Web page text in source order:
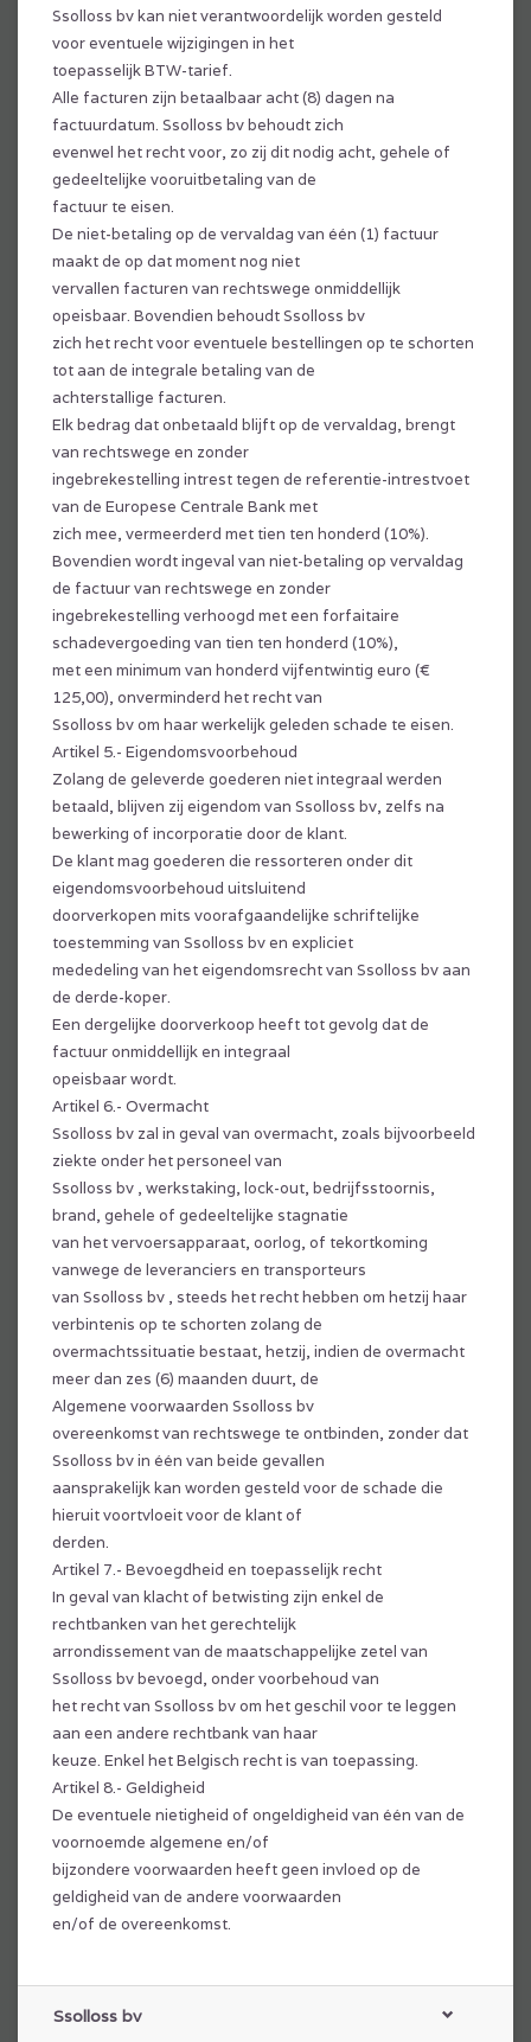
Ssolloss bv kan niet verantwoordelijk worden gesteld
voor eventuele wijzigingen in het
toepasselijk BTW-tarief.
Alle facturen zijn betaalbaar acht (8) dagen na
factuurdatum. Ssolloss bv behoudt zich
evenwel het recht voor, zo zij dit nodig acht, gehele of
gedeeltelijke vooruitbetaling van de
factuur te eisen.
De niet-betaling op de vervaldag van één (1) factuur
maakt de op dat moment nog niet
vervallen facturen van rechtswege onmiddellijk
opeisbaar. Bovendien behoudt Ssolloss bv
zich het recht voor eventuele bestellingen op te schorten
tot aan de integrale betaling van de
achterstallige facturen.
Elk bedrag dat onbetaald blijft op de vervaldag, brengt
van rechtswege en zonder
ingebrekestelling intrest tegen de referentie-intrestvoet
van de Europese Centrale Bank met
zich mee, vermeerderd met tien ten honderd (10%).
Bovendien wordt ingeval van niet-betaling op vervaldag
de factuur van rechtswege en zonder
ingebrekestelling verhoogd met een forfaitaire
schadevergoeding van tien ten honderd (10%),
met een minimum van honderd vijfentwintig euro (€
125,00), onverminderd het recht van
Ssolloss bv om haar werkelijk geleden schade te eisen.
Artikel 5.- Eigendomsvoorbehoud
Zolang de geleverde goederen niet integraal werden
betaald, blijven zij eigendom van Ssolloss bv, zelfs na
bewerking of incorporatie door de klant.
De klant mag goederen die ressorteren onder dit
eigendomsvoorbehoud uitsluitend
doorverkopen mits voorafgaandelijke schriftelijke
toestemming van Ssolloss bv en expliciet
mededeling van het eigendomsrecht van Ssolloss bv aan
de derde-koper.
Een dergelijke doorverkoop heeft tot gevolg dat de
factuur onmiddellijk en integraal
opeisbaar wordt.
Artikel 6.- Overmacht
Ssolloss bv zal in geval van overmacht, zoals bijvoorbeeld
ziekte onder het personeel van
Ssolloss bv , werkstaking, lock-out, bedrijfsstoornis,
brand, gehele of gedeeltelijke stagnatie
van het vervoersapparaat, oorlog, of tekortkoming
vanwege de leveranciers en transporteurs
van Ssolloss bv , steeds het recht hebben om hetzij haar
verbintenis op te schorten zolang de
overmachtssituatie bestaat, hetzij, indien de overmacht
meer dan zes (6) maanden duurt, de
Algemene voorwaarden Ssolloss bv
overeenkomst van rechtswege te ontbinden, zonder dat
Ssolloss bv in één van beide gevallen
aansprakelijk kan worden gesteld voor de schade die
hieruit voortvloeit voor de klant of
derden.
Artikel 7.- Bevoegdheid en toepasselijk recht
In geval van klacht of betwisting zijn enkel de
rechtbanken van het gerechtelijk
arrondissement van de maatschappelijke zetel van
Ssolloss bv bevoegd, onder voorbehoud van
het recht van Ssolloss bv om het geschil voor te leggen
aan een andere rechtbank van haar
keuze. Enkel het Belgisch recht is van toepassing.
Artikel 8.- Geldigheid
De eventuele nietigheid of ongeldigheid van één van de
voornoemde algemene en/of
bijzondere voorwaarden heeft geen invloed op de
geldigheid van de andere voorwaarden
en/of de overeenkomst.
Ssolloss bv